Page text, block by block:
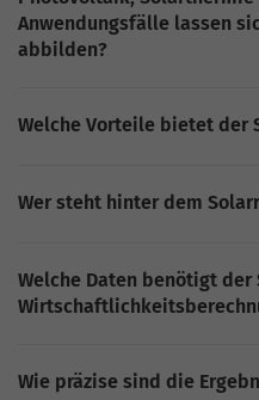
Anwendungsfälle lassen
abbilden?
Welche Vorteile bietet der
Wer steht hinter dem
Welche Daten benötigt
Wie präzise sind die